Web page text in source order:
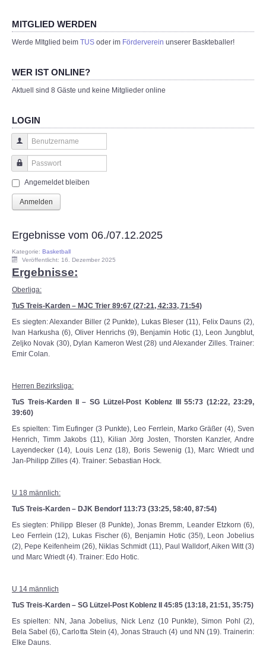
MITGLIED WERDEN
Werde MItglied beim TUS oder im Förderverein unserer Baskteballer!
WER IST ONLINE?
Aktuell sind 8 Gäste und keine Mitglieder online
LOGIN
Benutzername
Passwort
Angemeldet bleiben
Anmelden
Ergebnisse vom 06./07.12.2025
Kategorie: Basketball
Veröffentlicht: 16. Dezember 2025
Ergebnisse:
Oberliga:
TuS Treis-Karden – MJC Trier 89:67 (27:21, 42:33, 71:54)
Es siegten: Alexander Biller (2 Punkte), Lukas Bleser (11), Felix Dauns (2),
Ivan Harkusha (6), Oliver Henrichs (9), Benjamin Hotic (1), Leon Jungblut,
Zeljko Novak (30), Dylan Kameron West (28) und Alexander Zilles. Trainer:
Emir Colan.
Herren Bezirksliga:
TuS Treis-Karden II – SG Lützel-Post Koblenz III 55:73 (12:22, 23:29,
39:60)
Es spielten: Tim Eufinger (3 Punkte), Leo Ferrlein, Marko Gräßer (4), Sven
Henrich, Timm Jakobs (11), Kilian Jörg Josten, Thorsten Kanzler, Andre
Layendecker (14), Louis Lenz (18), Boris Sewenig (1), Marc Wriedt und
Jan-Philipp Zilles (4). Trainer: Sebastian Hock.
U 18 männlich:
TuS Treis-Karden – DJK Bendorf 113:73 (33:25, 58:40, 87:54)
Es siegten: Philipp Bleser (8 Punkte), Jonas Bremm, Leander Etzkorn (6),
Leo Ferrlein (12), Lukas Fischer (6), Benjamin Hotic (35!), Leon Jobelius
(2), Pepe Keifenheim (26), Niklas Schmidt (11), Paul Walldorf, Aiken Witt (3)
und Marc Wriedt (4). Trainer: Edo Hotic.
U 14 männlich
TuS Treis-Karden – SG Lützel-Post Koblenz II 45:85 (13:18, 21:51, 35:75)
Es spielten: NN, Jana Jobelius, Nick Lenz (10 Punkte), Simon Pohl (2),
Bela Sabel (6), Carlotta Stein (4), Jonas Strauch (4) und NN (19). Trainerin:
Elke Dauns.